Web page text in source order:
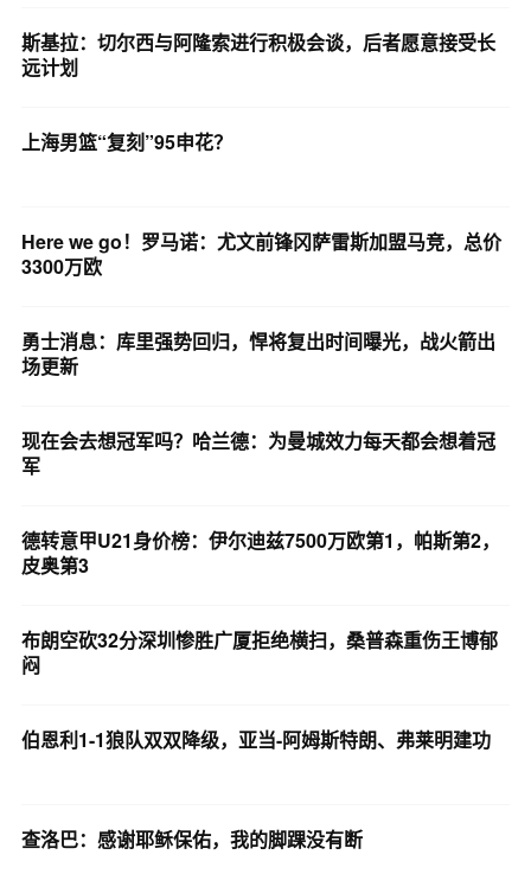
斯基拉：切尔西与阿隆索进行积极会谈，后者愿意接受长
远计划
上海男篮“复刻”95申花？
Here we go！罗马诺：尤文前锋冈萨雷斯加盟马竞，总价
3300万欧
勇士消息：库里强势回归，悍将复出时间曝光，战火箭出
场更新
现在会去想冠军吗？哈兰德：为曼城效力每天都会想着冠
军
德转意甲U21身价榜：伊尔迪兹7500万欧第1，帕斯第2，
皮奥第3
布朗空砍32分深圳惨胜广厦拒绝横扫，桑普森重伤王博郁
闷
伯恩利1-1狼队双双降级，亚当-阿姆斯特朗、弗莱明建功
查洛巴：感谢耶稣保佑，我的脚踝没有断